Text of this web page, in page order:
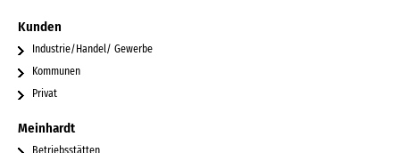
Kunden
Industrie/Handel/ Gewerbe
Kommunen
Privat
Meinhardt
Betriebsstätten